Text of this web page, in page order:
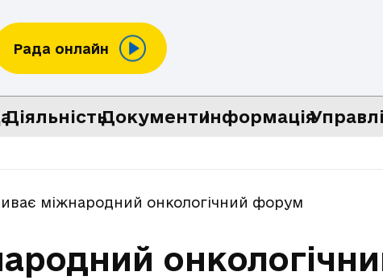
Рада онлайн
ДіяльністьДокументиІнформація
міжнародний онкологічний форум